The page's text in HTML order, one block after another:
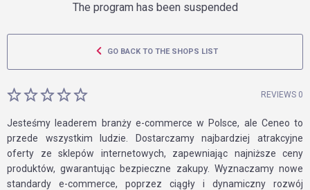
The program has been suspended
GO BACK TO THE SHOPS LIST
REVIEWS 0
Jesteśmy leaderem branży e-commerce w Polsce, ale Ceneo to
przede wszystkim ludzie. Dostarczamy najbardziej atrakcyjne
oferty ze sklepów internetowych, zapewniając najniższe ceny
produktów, gwarantując bezpieczne zakupy. Wyznaczamy nowe
standardy e-commerce, poprzez ciągły i dynamiczny rozwój